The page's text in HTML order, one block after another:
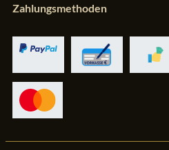
Zahlungsmethoden